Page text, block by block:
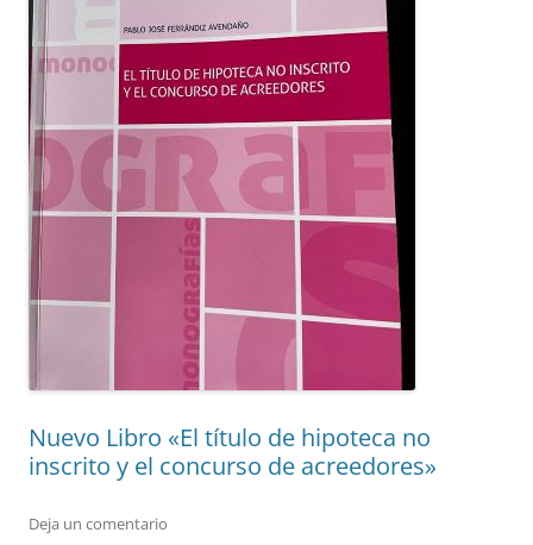
Nuevo Libro «El título de hipoteca no
inscrito y el concurso de acreedores»
Deja un comentario